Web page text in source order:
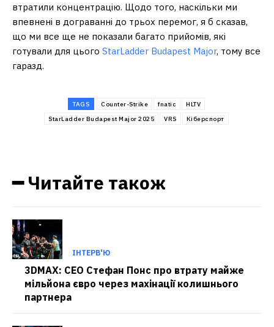
втратили концентрацію. Щодо того, наскільки ми
впевнені в дограванні до трьох перемог, я б сказав,
що ми все ще не показали багато прийомів, які
готували для цього StarLadder Budapest Major, тому все
гаразд.
TAGS Counter-Strike fnatic
HLTV
StarLadder Budapest Major 2025
VRS Кіберспорт
━ Читайте також
ІНТЕРВ'Ю
3DMAX: CEO Стефан Понс про втрату майже
мільйона євро через махінації колишнього
партнера